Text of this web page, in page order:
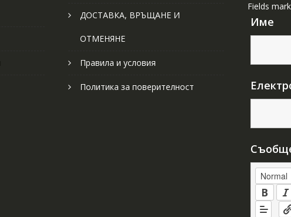
ДОСТАВКА, ВРЪЩАНЕ И
ОТМЕНЯНЕ
Правила и условия
Политика за поверителност
Fields
Име